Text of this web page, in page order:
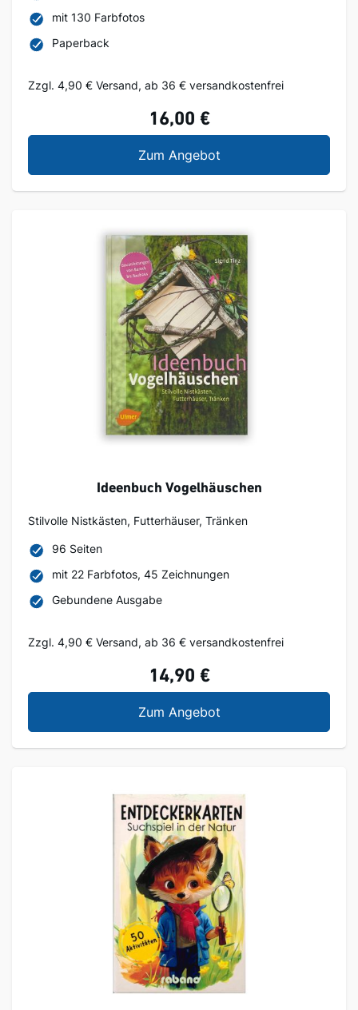
mit 130 Farbfotos
Paperback
Zzgl. 4,90 € Versand, ab 36 € versandkostenfrei
16,00 €
Zum AngebotRichtig gute
Ideenbuch Vogelhäuschen
Stilvolle Nistkästen, Futterhäuser, Tränken
96 Seiten
mit 22 Farbfotos, 45 Zeichnungen
Gebundene Ausgabe
Zzgl. 4,90 € Versand, ab 36 € versandkostenfrei
14,90 €
Zum AngebotIdeenbuch